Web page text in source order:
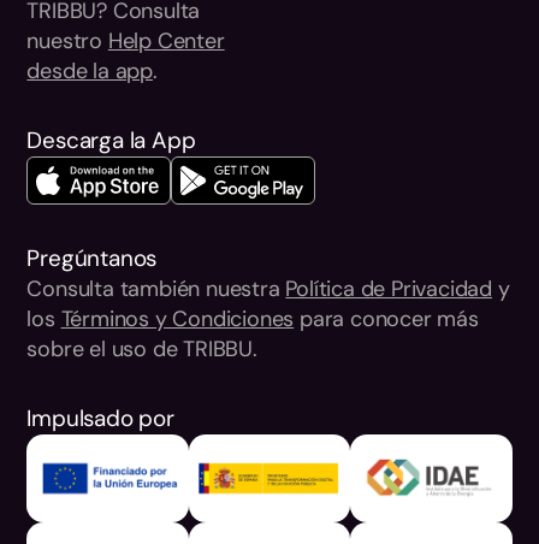
Descarga la App
TRIBBU? Consulta
nuestro Help Center
desde la app.
Pregúntanos
Consulta también nuestra Política de Privacidad y
los Términos y Condiciones para conocer más
sobre el uso de TRIBBU.
Impulsado por